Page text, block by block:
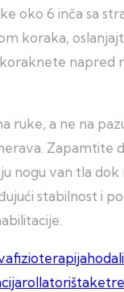
oko 6 inča sa
koraka,
napred
ruke, a ne na
Zapamtite
nogu van tla
stabilnost i
fizioterapija
rollatorištake